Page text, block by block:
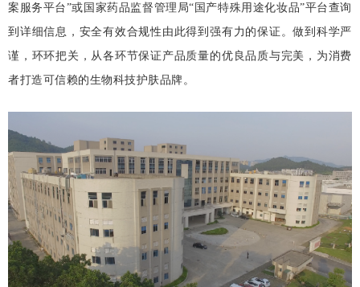
案服务平台”或国家药品监督管理局“国产特殊用途化妆品”平台查询
到详细信息，安全有效合规性由此得到强有力的保证。做到科学严
谨，环环把关，从各环节保证产品质量的优良品质与完美，为消费
者打造可信赖的生物科技护肤品牌。